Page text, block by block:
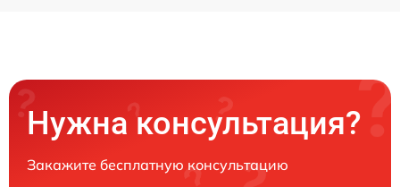
Нужна консультация?
Закажите бесплатную консультацию